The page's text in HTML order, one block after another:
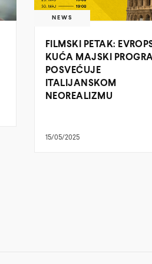
NEWS
FILMSKI PETAK:
KUĆA MAJSKI
POSVEĆUJE
ITALIJANSKOM
NEOREALIZMU
15/05/2025